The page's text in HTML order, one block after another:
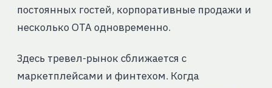
постоянных гостей, корпоративные продажи и
несколько ОТА одновременно.
Здесь тревел-рынок сближается с
маркетплейсами и финтехом. Когда